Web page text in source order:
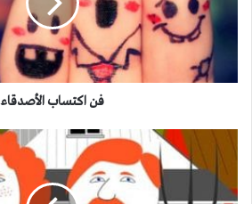
فن اكتساب الأصدقاء
Genetics